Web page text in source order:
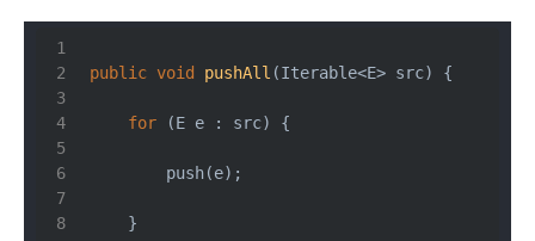
public void pushAll (Iterable<E> src) {
for (E e : src) {
        push(e);
    }